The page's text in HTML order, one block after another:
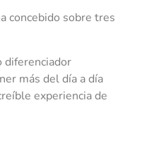
concebido sobre tres
diferenciador
más del día a día
experiencia de